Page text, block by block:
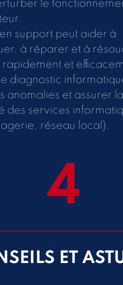
le
support peut aider à
à réparer et à
et
diagnostic
anomalies et assurer la
des services
réseau local).
4
ET